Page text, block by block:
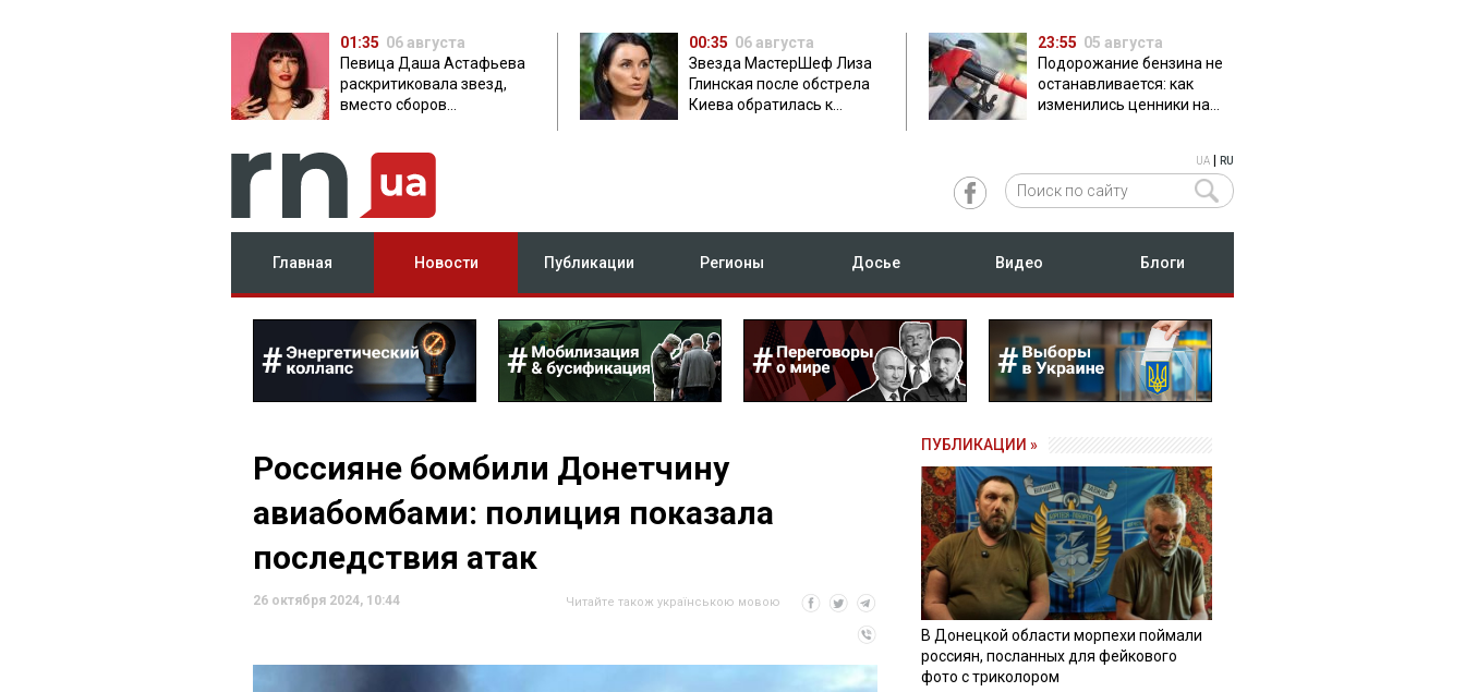
01:35 06 августа
Певица Даша Астафьева
раскритиковала звезд,
вместо сборов
00:35 06 августа
Звезда МастерШеф Лиза
Глинская после обстрела
Киева обратилась к
23:55 05 августа
Подорожание бензина не
останавливается: как
изменились ценники на
UA RU
Главная Новости Публикации Регионы Досье Видео Блоги
Россияне бомбили Донетчину
авиабомбами: полиция показала
последствия атак
26 октября 2024, 10:44 Читайте також українською мовою
ПУБЛИКАЦИИ »
В Донецкой области морпехи поймали
россиян, посланных для фейкового
фото с триколором